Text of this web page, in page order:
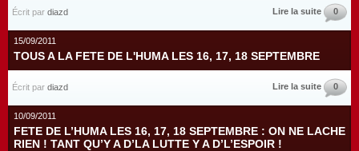
Écrit par diazd Lire la suite 0
15/09/2011
TOUS A LA FETE DE L'HUMA LES 16, 17, 18 SEPTEMBRE
Écrit par diazd Lire la suite 0
10/09/2011
FETE DE L’HUMA LES 16, 17, 18 SEPTEMBRE : ON NE LACHE
RIEN ! TANT QU’Y A D’LA LUTTE Y A D’L’ESPOIR !